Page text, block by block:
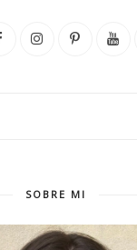
SOBRE MI